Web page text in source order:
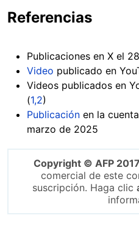
Referencias
Publicaciones en X el
Video publicado en
Videos publicados en
(1,2)
Publicación en la
marzo de 2025
Copyright © AFP
comercial de este
suscripción. Haga clic